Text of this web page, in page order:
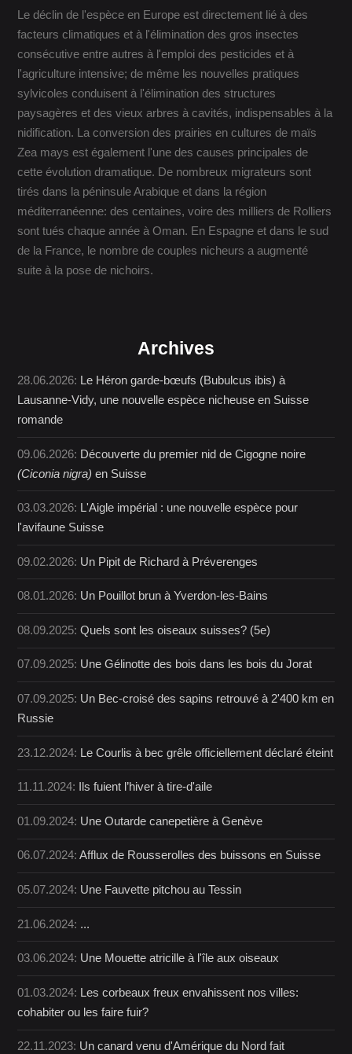
Le déclin de l'espèce en Europe est directement lié à des
facteurs climatiques et à l'élimination des gros insectes
consécutive entre autres à l'emploi des pesticides et à
l'agriculture intensive; de même les nouvelles pratiques
sylvicoles conduisent à l'élimination des structures
paysagères et des vieux arbres à cavités, indispensables à la
nidification. La conversion des prairies en cultures de maïs
Zea mays est également l'une des causes principales de
cette évolution dramatique. De nombreux migrateurs sont
tirés dans la péninsule Arabique et dans la région
méditerranéenne: des centaines, voire des milliers de Rolliers
sont tués chaque année à Oman. En Espagne et dans le sud
de la France, le nombre de couples nicheurs a augmenté
suite à la pose de nichoirs.
Archives
28.06.2026: Le Héron garde-bœufs (Bubulcus ibis) à
Lausanne-Vidy, une nouvelle espèce nicheuse en Suisse
romande
09.06.2026: Découverte du premier nid de Cigogne noire
(Ciconia nigra) en Suisse
03.03.2026: L'Aigle impérial : une nouvelle espèce pour
l'avifaune Suisse
09.02.2026: Un Pipit de Richard à Préverenges
08.01.2026: Un Pouillot brun à Yverdon-les-Bains
08.09.2025:Quels sont les oiseaux suisses? (5e)
07.09.2025: Une Gélinotte des bois dans les bois du Jorat
07.09.2025: Un Bec-croisé des sapins retrouvé à 2'400 km en
Russie
23.12.2024: Le Courlis à bec grêle officiellement déclaré éteint
11.11.2024: Ils fuient l’hiver à tire-d'aile
01.09.2024: Une Outarde canepetière à Genève
06.07.2024:Afflux de Rousserolles des buissons en Suisse
05.07.2024: Une Fauvette pitchou au Tessin
21.06.2024: ...
03.06.2024: Une Mouette atricille à l'île aux oiseaux
01.03.2024: Les corbeaux freux envahissent nos villes:
cohabiter ou les faire fuir?
22.11.2023: Un canard venu d'Amérique du Nord fait